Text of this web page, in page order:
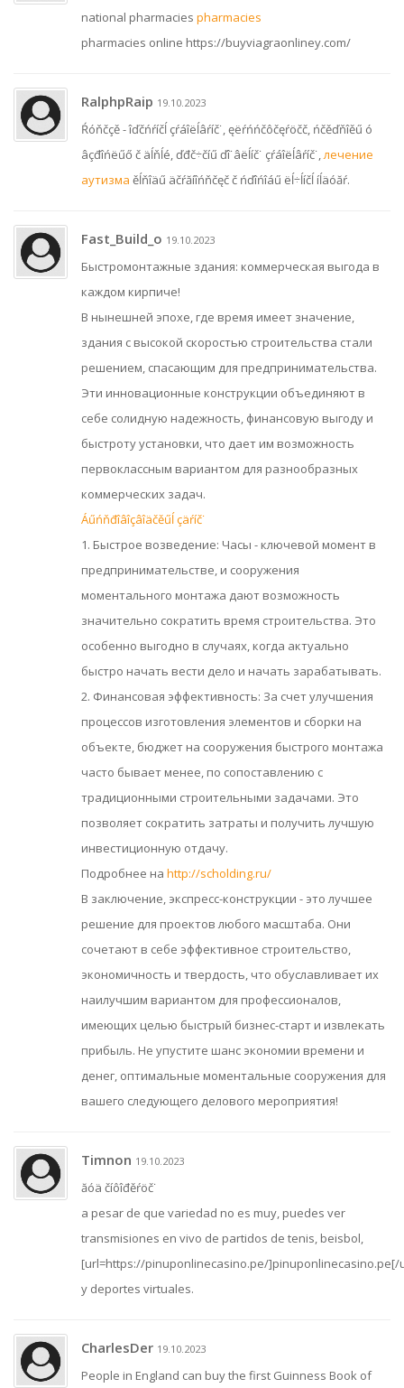
national pharmacies pharmacies
pharmacies online https://buyviagraonliney.com/
RalphpRaip 19.10.2023
Ŕóňčçě - îďčńŕíčĺ çŕáîëĺâŕíč˙, ęëŕńńčôčęŕöčč, ńčěďňîěű ó
âçđîńëűő č äĺňĺé, ďđč÷číű ďî˙âëĺíč˙ çŕáîëĺâŕíč˙,лечение
аутизма ěĺňîäű äčŕăíîńňčęč č ńďîńîáű ëĺ÷ĺíčĺ íĺäóăŕ.
Fast_Build_o 19.10.2023
Быстромонтажные здания: коммерческая выгода в
каждом кирпиче!
В нынешней эпохе, где время имеет значение,
здания с высокой скоростью строительства стали
решением, спасающим для предпринимательства.
Эти инновационные конструкции объединяют в
себе солидную надежность, финансовую выгоду и
быстроту установки, что дает им возможность
первоклассным вариантом для разнообразных
коммерческих задач.
Áűńňđîâîçâîäčěűĺ çäŕíč˙
1. Быстрое возведение: Часы - ключевой момент в
предпринимательстве, и сооружения
моментального монтажа дают возможность
значительно сократить время строительства. Это
особенно выгодно в случаях, когда актуально
быстро начать вести дело и начать зарабатывать.
2. Финансовая эффективность: За счет улучшения
процессов изготовления элементов и сборки на
объекте, бюджет на сооружения быстрого монтажа
часто бывает менее, по сопоставлению с
традиционными строительными задачами. Это
позволяет сократить затраты и получить лучшую
инвестиционную отдачу.
Подробнее на http://scholding.ru/
В заключение, экспресс-конструкции - это лучшее
решение для проектов любого масштаба. Они
сочетают в себе эффективное строительство,
экономичность и твердость, что обуславливает их
наилучшим вариантом для профессионалов,
имеющих целью быстрый бизнес-старт и извлекать
прибыль. Не упустите шанс экономии времени и
денег, оптимальные моментальные сооружения для
вашего следующего делового мероприятия!
Timnon 19.10.2023
ăóä číôîđěŕöč˙
a pesar de que variedad no es muy, puedes ver
transmisiones en vivo de partidos de tenis, beisbol,
[url=https://pinuponlinecasino.pe/]pinuponlinecasino.pe[/
y deportes virtuales.
CharlesDer 19.10.2023
People in England can buy the first Guinness Book of